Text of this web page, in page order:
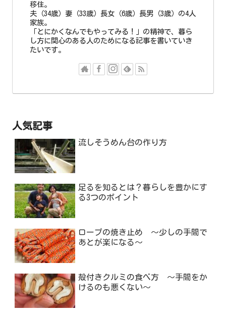
移住。
夫（34歳）妻（33歳）長女（6歳）長男（3歳）の4人
家族。
「とにかくなんでもやってみる！」の精神で、暮ら
し方に関心のある人のためになる記事を書いていき
たいです。
人気記事
流しそうめん台の作り方
足るを知るとは？暮らしを豊かにす
る3つのポイント
ロープの焼き止め ～少しの手間で
あとが楽になる～
殻付きクルミの食べ方 ～手間をか
けるのも悪くない～